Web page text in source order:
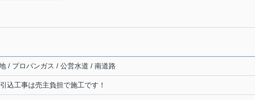
/ プロパンガス / 公営水道 / 南道路
込工事は売主負担で施工です！